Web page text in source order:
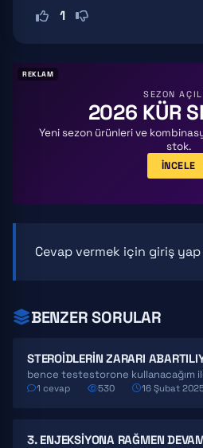
1
REKLAM
SEZON
2026 KÜR
Yeni sezon ürünleri ve
stok.
İNCELE
Cevap vermek için giriş yap
BENZER SORULAR
STEROIDLERIN ZARARI
1 cevap 530 16 Şubat